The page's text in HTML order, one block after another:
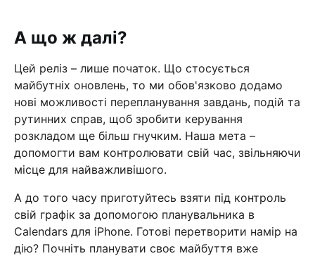
А що ж далі?
Цей реліз – лише початок. Що стосується
майбутніх оновлень, то ми обов'язково додамо
нові можливості перепланування завдань, подій та
рутинних справ, щоб зробити керування
розкладом ще більш гнучким. Наша мета –
допомогти вам контролювати свій час, звільняючи
місце для найважливішого.
А до того часу приготуйтесь взяти під контроль
свій графік за допомогою планувальника в
Calendars для iPhone. Готові перетворити намір на
дію? Почніть планувати своє майбуття вже